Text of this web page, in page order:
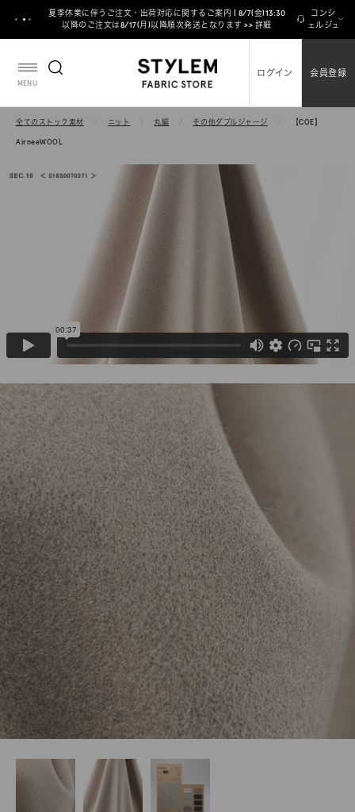
ン
夏季休業に伴うご注文・出荷対応に関するご案内 | 8/7(金)13:30
以降のご注文は8/17(月)以降順次発送となります >> 詳細
コンシ
ェルジュ
MENU
ログイン 会員登録
全てのストック素材 ニット 丸編 その他ダブルジャージ 【COE】
AirneeWOOL